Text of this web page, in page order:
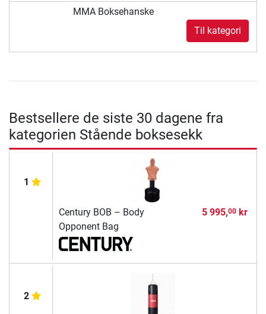
MMA Boksehanske
Til kategori
Bestsellere de siste 30 dagene fra
kategorien Stående boksesekk
1
Century BOB – Body
Opponent Bag
5 995,00kr
2